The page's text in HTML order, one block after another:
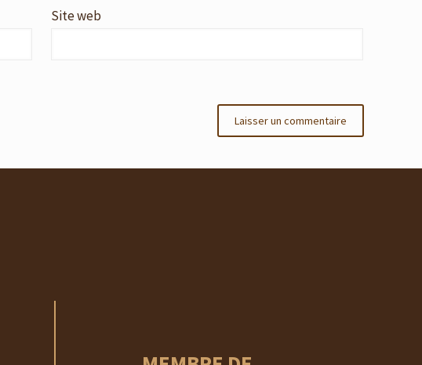
Site web